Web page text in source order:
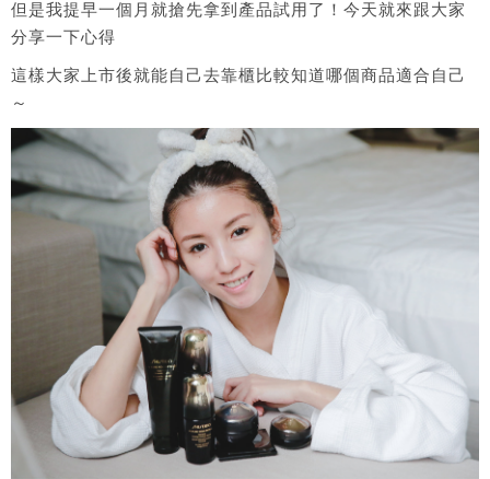
但是我提早一個月就搶先拿到產品試用了！今天就來跟大家
分享一下心得
這樣大家上市後就能自己去靠櫃比較知道哪個商品適合自己
～